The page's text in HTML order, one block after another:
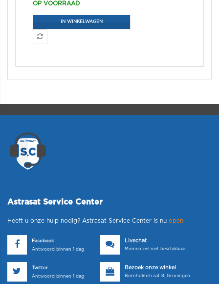
OP VOORRAAD
IN WINKELWAGEN
Astrasat Service Center
Heeft u onze hulp nodig? Astrasat Service Center is nu open.
Facebook
Antwoord binnen 1 dag
Livechat
Momenteel niet beschikbaar
Twitter
Antwoord binnen 1 dag
Bezoek onze winkel
Bornholmstraat 8, Groningen